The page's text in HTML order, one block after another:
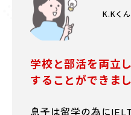
お陰で点数を合計1点
た。
K.Kく
学校と部活を両立
することができま
息子は留学の為に